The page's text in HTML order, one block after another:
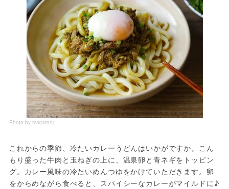
Photo by macaroni
これからの季節、冷たいカレーうどんはいかがですか。こん
もり盛った牛肉と玉ねぎの上に、温泉卵と青ネギをトッピン
グ。カレー風味の冷たいめんつゆをかけていただきます。卵
をからめながら食べると、スパイシーなカレーがマイルドに♪